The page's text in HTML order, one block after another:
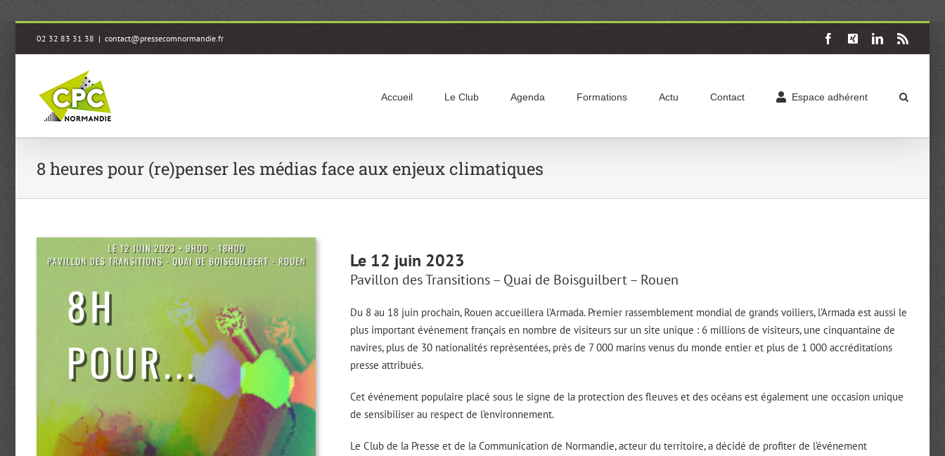
Passer
contenu
02 32 83 31 38 | contact@pressecomnormandie.fr Facebook
X LinkedIn
Accueil Le Club Agenda Formations Actu Contact Espace adhérent
8 heures pour (re)penser les médias face aux enjeux climatiques
Le 12 juin 2023
Pavillon des Transitions – Quai de Boisguilbert – Rouen
Du 8 au 18 juin prochain, Rouen accueillera l’Armada. Premier rassemblement mondial de grands voiliers, l’Armada est aussi le
plus important événement français en nombre de visiteurs sur un site unique : 6 millions de visiteurs, une cinquantaine de
navires, plus de 30 nationalités représentées, près de 7 000 marins venus du monde entier et plus de 1 000 accréditations
presse attribués.
Cet événement populaire placé sous le signe de la protection des fleuves et des océans est également une occasion unique
de sensibiliser au respect de l’environnement.
Le Club de la Presse et de la Communication de Normandie, acteur du territoire, a décidé de profiter de l’événement